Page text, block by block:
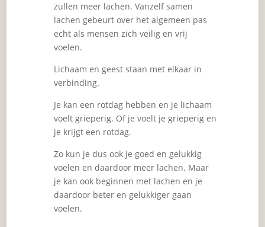
zullen meer lachen. Vanzelf samen
lachen gebeurt over het algemeen pas
echt als mensen zich veilig en vrij
voelen.
Lichaam en geest staan met elkaar in
verbinding.
Je kan een rotdag hebben en je lichaam
voelt grieperig. Of je voelt je grieperig en
je krijgt een rotdag.
Zo kun je dus ook je goed en gelukkig
voelen en daardoor meer lachen. Maar
je kan ook beginnen met lachen en je
daardoor beter en gelukkiger gaan
voelen.